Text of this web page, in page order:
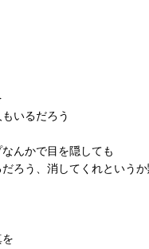
いるだろう
んかで目を隠しても
ろう、消してくれという